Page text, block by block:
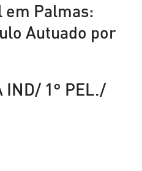
em Palmas:
Autuado por
IND/ 1° PEL./